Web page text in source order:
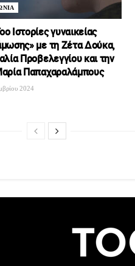
Ιστορίες γυναικείας
με τη Ζέτα Δούκα,
Προβελεγγίου και την
Παπαχαραλάμπους
2024